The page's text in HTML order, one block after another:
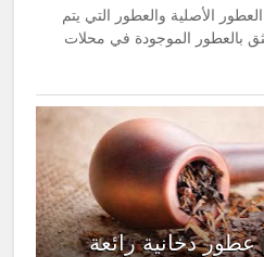
الأصلية والعطور التي يتم
بالعطور الموجودة في محلات
دخانية رائعة